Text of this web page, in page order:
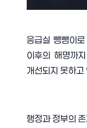
응급실 뺑뺑이
이후의 해명까
개선되지 못하고
행정과 정부의